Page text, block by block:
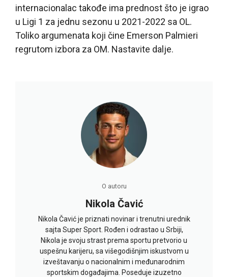
internacionalac takođe ima prednost što je igrao
u Ligi 1 za jednu sezonu u 2021-2022 sa OL.
Toliko argumenata koji čine Emerson Palmieri
regrutom izbora za OM. Nastavite dalje.
O autoru
Nikola Čavić
Nikola Čavić je priznati novinar i trenutni urednik
sajta Super Sport. Rođen i odrastao u Srbiji,
Nikola je svoju strast prema sportu pretvorio u
uspešnu karijeru, sa višegodišnjim iskustvom u
izveštavanju o nacionalnim i međunarodnim
sportskim događajima. Poseduje izuzetno